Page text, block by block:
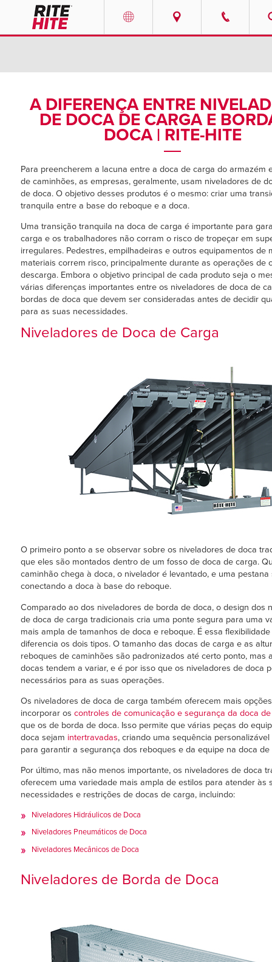
English
EUROPE
Deutsch
Français
Italiano
Dutch
MIDDLE EAST/AFRICA
SOLUÇÕES
SOBRE NÓS
CONTATO
CENTRO DE RECURSOS
AJUDA
A DIFERENÇA ENTRE
DE DOCA DE CARGA E
DOCA | RITE-HITE
Para preencherem a lacuna entre a doca de carga do armazém
de caminhões, as empresas, geralmente, usam niveladores de
de doca. O objetivo desses produtos é o mesmo: criar uma
tranquila entre a base do reboque e a doca.
Uma transição tranquila na doca de carga é importante para
carga e os trabalhadores não corram o risco de tropeçar em
irregulares. Pedestres, empilhadeiras e outros equipamentos de
materiais correm risco, principalmente durante as operações de
descarga. Embora o objetivo principal de cada produto seja o
várias diferenças importantes entre os niveladores de doca de
bordas de doca que devem ser consideradas antes de decidir
para as suas necessidades.
Niveladores de Doca de Carga
O primeiro ponto a se observar sobre os niveladores de doca
que eles são montados dentro de um fosso de doca de carga.
caminhão chega à doca, o nivelador é levantado, e uma pestana
conectando a doca à base do reboque.
Comparado ao dos niveladores de borda de doca, o design dos
de doca de carga tradicionais cria uma ponte segura para uma
mais ampla de tamanhos de doca e reboque. É essa
diferencia os dois tipos. O tamanho das docas de carga e as
reboques de caminhões são padronizados até certo ponto, mas
docas tendem a variar, e é por isso que os niveladores de doca
necessários para as suas operações.
Os niveladores de doca de carga também oferecem mais
incorporar oscontroles de comunicação e segurança da doca
que os de borda de doca. Isso permite que várias peças do
doca sejam intertravadas, criando uma sequência
para garantir a segurança dos reboques e da equipe na doca de
Por último, mas não menos importante, os niveladores de doca
oferecem uma variedade mais ampla de estilos para atender às
necessidades e restrições de docas de carga, incluindo:
Niveladores Hidráulicos de Doca
Niveladores Pneumáticos de Doca
Niveladores Mecânicos de Doca
Niveladores de Borda de Doca